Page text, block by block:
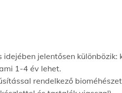
jelentősen
1-4 év lehet.
rendelkező